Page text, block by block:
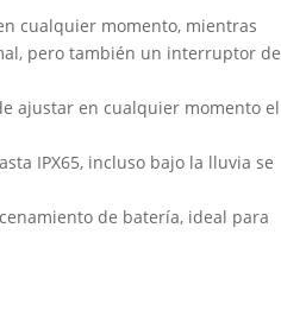
cualquier momento, mientras
pero también un interruptor de
ajustar en cualquier momento el
IPX65, incluso bajo la lluvia se
de batería, ideal para